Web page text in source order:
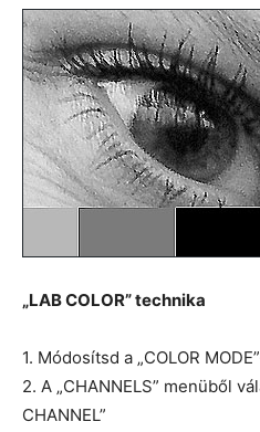
„LAB COLOR” technika
1. Módosítsd a „COLOR
2. A „CHANNELS” menüből
CHANNEL”